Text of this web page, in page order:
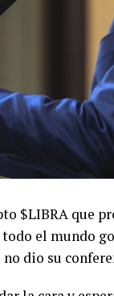
$LIBRA que
todo el mundo
dio su